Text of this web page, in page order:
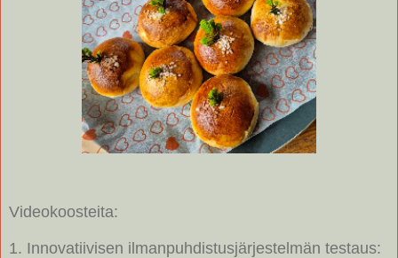
Videokoosteita:
1. Innovatiivisen ilmanpuhdistusjärjestelmän testaus: